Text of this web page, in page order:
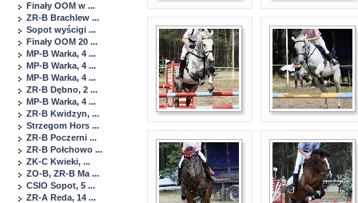
Finały OOM w ...
ZR-B Brachlew ...
Sopot wyścigi ...
Finały OOM 20 ...
MP-B Warka, 4 ...
MP-B Warka, 4 ...
MP-B Warka, 4 ...
ZR-B Dębno, 2 ...
MP-B Warka, 4 ...
ZR-B Kwidzyn, ...
Strzegom Hors ...
ZR-B Poczerni ...
ZR-B Połchowo ...
ZK-C Kwieki, ...
ZO-B, ZR-B Ma ...
CSIO Sopot, 5 ...
ZR-A Reda, 14 ...